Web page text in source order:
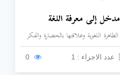
إلى معرفة اللغة
اللغوية وعلاقتها بالحضارة والفكر
المعيارية الجافة للنحو والصرف.
عدد الاجزاء : 1